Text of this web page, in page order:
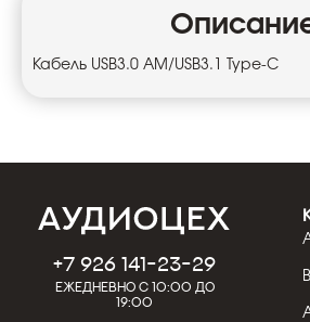
Кабель USB3.0 AM/USB3.1 Type-C
+7 926 141-23-29
Ежедневно с 10:00 до
19:00